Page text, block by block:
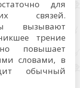
для
связей.
вызывают
трение
повышает
словами, в
обычный